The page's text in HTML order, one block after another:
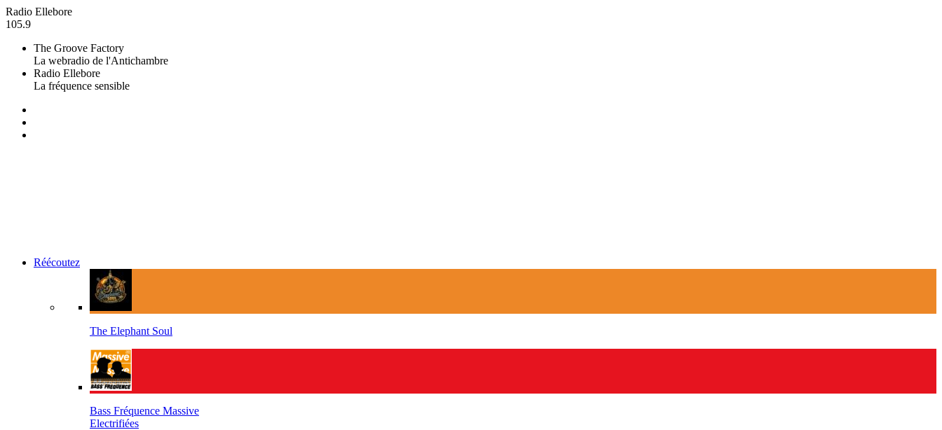
Radio Ellebore
105.9
The Groove Factory
La webradio de l'Antichambre
Radio Ellebore
La fréquence sensible
Réécoutez
The Elephant Soul
Bass Fréquence Massive
Electrifiées